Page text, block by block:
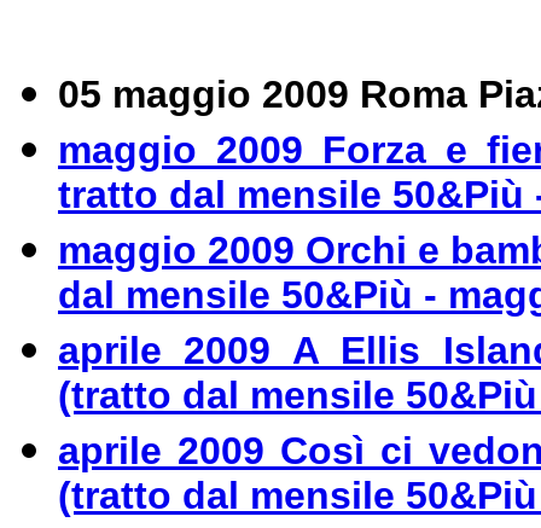
05 maggio 2009 Roma
maggio 2009 Forza e
tratto dal mensile 50&Più
maggio 2009 Orchi e
dal mensile 50&Più -
aprile 2009 A Ellis
(tratto dal mensile
aprile 2009 Così ci
(tratto dal mensile